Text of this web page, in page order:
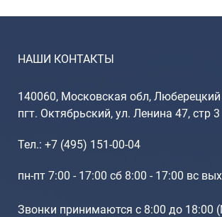
НАШИ КОНТАКТЫ
140060, Московская обл, Люберецкий
пгт. Октябрьский, ул. Ленина 47, стр 3
Тел.: +7 (495) 151-00-04
пн-пт 7:00 - 17:00 сб 8:00 - 17:00 вс
Звонки принимаются с 8:00 до 18:00